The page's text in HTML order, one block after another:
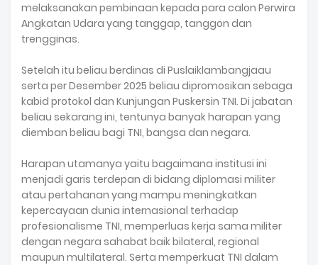
melaksanakan pembinaan kepada para calon Perwira
Angkatan Udara yang tanggap, tanggon dan
trengginas.
Setelah itu beliau berdinas di Puslaiklambangjaau
serta per Desember 2025 beliau dipromosikan sebaga
kabid protokol dan Kunjungan Puskersin TNI. Di jabatan
beliau sekarang ini, tentunya banyak harapan yang
diemban beliau bagi TNI, bangsa dan negara.
Harapan utamanya yaitu bagaimana institusi ini
menjadi garis terdepan di bidang diplomasi militer
atau pertahanan yang mampu meningkatkan
kepercayaan dunia internasional terhadap
profesionalisme TNI, memperluas kerja sama militer
dengan negara sahabat baik bilateral, regional
maupun multilateral. Serta memperkuat TNI dalam